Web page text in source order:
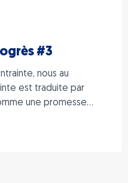
#3
nous au
est traduite par
une promesse…